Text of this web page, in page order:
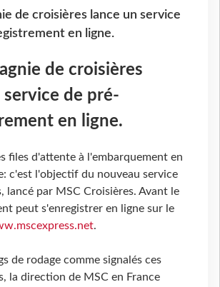
de croisières lance un service
en ligne.
de croisières
service de pré-
en ligne.
files d'attente à l'embarquement en
c'est l'objectif du nouveau service
lancé par MSC Croisières. Avant le
peut s'enregistrer en ligne sur le
.
de rodage comme signalés ces
la direction de MSC en France